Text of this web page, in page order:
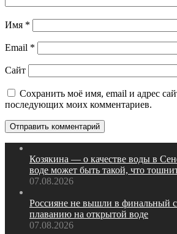
Имя *
Email *
Сайт
Сохранить моё имя, email и адрес
последующих моих комментариев.
Козякина — о качестве воды в
воде может быть такой, что
07.08.2026
Россияне не вышли в финальный
плаванию на открытой воде
07.08.2026